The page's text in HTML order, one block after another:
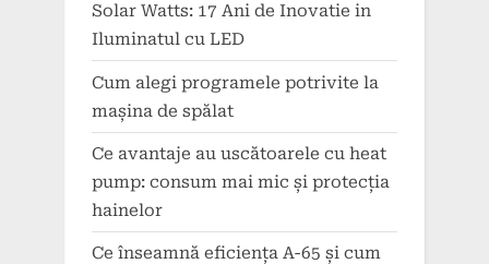
Solar Watts: 17 Ani de Inovatie in
Iluminatul cu LED
Cum alegi programele potrivite la
mașina de spălat
Ce avantaje au uscătoarele cu heat
pump: consum mai mic și protecția
hainelor
Ce înseamnă eficiența A-65 și cum